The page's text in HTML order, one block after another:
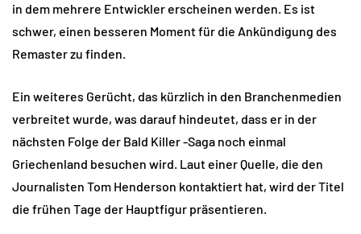
in dem mehrere Entwickler erscheinen werden. Es ist
schwer, einen besseren Moment für die Ankündigung des
Remaster zu finden.
Ein weiteres Gerücht, das kürzlich in den Branchenmedien
verbreitet wurde, was darauf hindeutet, dass er in der
nächsten Folge der Bald Killer -Saga noch einmal
Griechenland besuchen wird. Laut einer Quelle, die den
Journalisten Tom Henderson kontaktiert hat, wird der Titel
die frühen Tage der Hauptfigur präsentieren.